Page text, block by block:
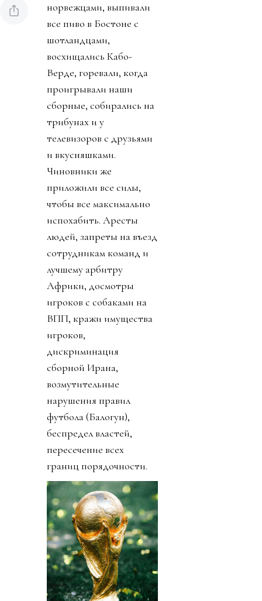
норвежцами, выпивали
все пиво в Бостоне с
шотландцами,
восхищались Кабо-
Верде, горевали, когда
проигрывали наши
сборные, собирались на
трибунах и у
телевизоров с друзьями
и вкусняшками.
Чиновники же
приложили все силы,
чтобы все максимально
испохабить. Аресты
людей, запреты на въезд
сотрудникам команд и
лучшему арбитру
Африки, досмотры
игроков с собаками на
ВПП, кражи имущества
игроков,
дискриминация
сборной Ирана,
возмутительные
нарушения правил
футбола (Балогун),
беспредел властей,
пересечение всех
границ порядочности.